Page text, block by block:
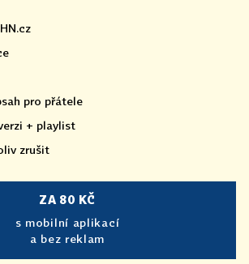
pro přátele
+ playlist
zrušit
ZA 80 KČ
s mobilní aplikací
a bez reklam